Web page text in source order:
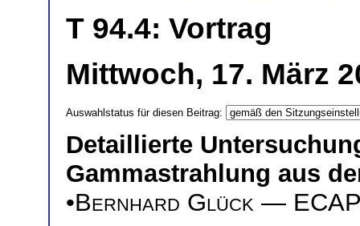
T 94.4: Vortrag
Mittwoch, 17. März
Auswahlstatus für diesen Beitrag:
Detaillierte
Gammastrahlung aus
•Bernhard Glück —